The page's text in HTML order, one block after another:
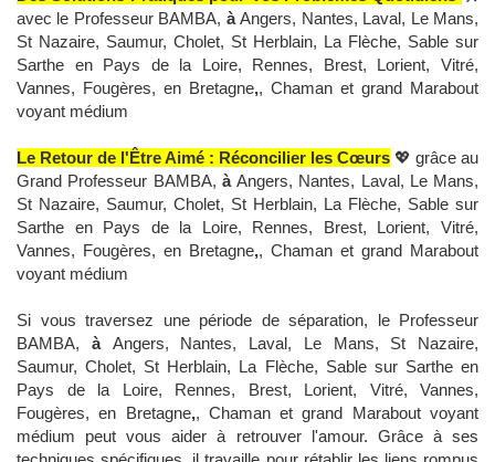
avec le Professeur BAMBA, àAngers, Nantes, Laval, Le Mans,
St Nazaire, Saumur, Cholet, St Herblain, La Flèche, Sable sur
Sarthe en Pays de la Loire, Rennes, Brest, Lorient, Vitré,
Vannes, Fougères, en Bretagne,, Chaman et grand Marabout
voyant médium
Le Retour de l'Être Aimé : Réconcilier les Cœurs 💖 grâce au
Grand Professeur BAMBA, à Angers, Nantes, Laval, Le Mans,
St Nazaire, Saumur, Cholet, St Herblain, La Flèche, Sable sur
Sarthe en Pays de la Loire, Rennes, Brest, Lorient, Vitré,
Vannes, Fougères, en Bretagne,, Chaman et grand Marabout
voyant médium
Si vous traversez une période de séparation, le Professeur
BAMBA, à Angers, Nantes, Laval, Le Mans, St Nazaire,
Saumur, Cholet, St Herblain, La Flèche, Sable sur Sarthe en
Pays de la Loire, Rennes, Brest, Lorient, Vitré, Vannes,
Fougères, en Bretagne,, Chaman et grand Marabout voyant
médium peut vous aider à retrouver l'amour. Grâce à ses